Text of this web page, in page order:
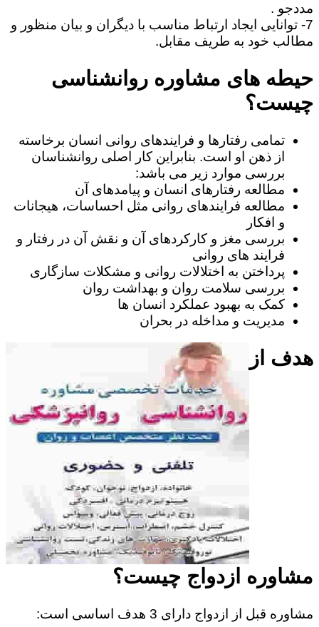
مددجو .
7- توانایی ایجاد ارتباط مناسب با دیگران و بیان منظور و
مطالب خود به طریف مقابل.
حیطه های مشاوره روانشناسی
چیست؟
تمامی رفتارها و فرایندهای روانی انسان برخاسته
از ذهن او است. بنابراین کار اصلی روانشناسان
بررسی موارد زیر می باشد:
مطالعه رفتارهای انسان و پیامدهای آن
مطالعه فرایندهای روانی مثل احساسات، هیجانات
و افکار
بررسی مغز و کارکردهای آن و نقش آن در رفتار و
فرایند های روانی
پرداختن به اختلالات روانی و مشکلات سازگاری
بررسی سلامت روان و بهداشت روان
کمک به بهبود عملکرد انسان ها
مدیریت و مداخله در بحران
هدف از
مشاوره ازدواج چیست؟
مشاوره قبل از ازدواج دارای 3 هدف اساسی است: